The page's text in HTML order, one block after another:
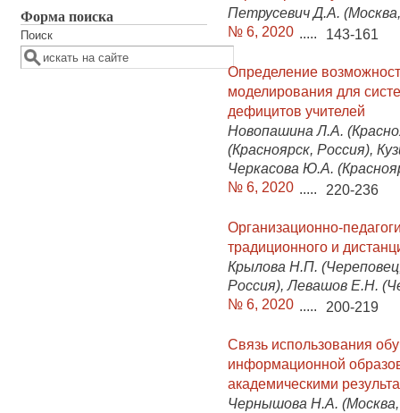
Форма поиска
Поиск
Петрусевич Д.А.
№ 6, 2020 ..... 143-161
Определение
моделирования для
дефицитов учителей
Новопашина Л.А.
(Красноярск, Россия),
Черкасова Ю.А.
№ 6, 2020 ..... 220-236
Организационно-
традиционного и
Крылова Н.П.
Россия), Левашов Е.Н.
№ 6, 2020 ..... 200-219
Связь использования
информационной
академическими
Чернышова Н.А.